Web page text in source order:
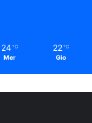
24 ℃
Mer
22 ℃
Gio